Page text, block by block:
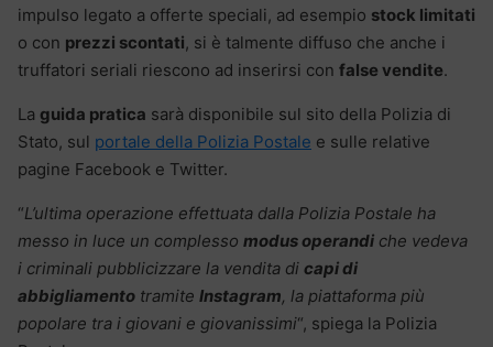
impulso legato a offerte speciali, ad esempio stock limitati
o con prezzi scontati, si è talmente diffuso che anche i
truffatori seriali riescono ad inserirsi con false vendite.
La guida pratica sarà disponibile sul sito della Polizia di
Stato, sul portale della Polizia Postale e sulle relative
pagine Facebook e Twitter.
“L’ultima operazione effettuata dalla Polizia Postale ha
messo in luce un complesso modus operandi che vedeva
i criminali pubblicizzare la vendita di capi di
abbigliamento tramite Instagram, la piattaforma più
popolare tra i giovani e giovanissimi“, spiega la Polizia